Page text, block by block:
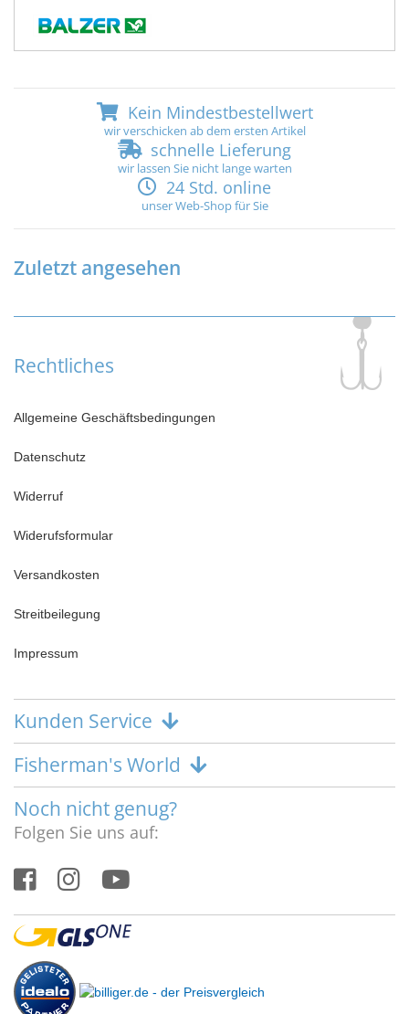
Kein Mindestbestellwert
wir verschicken ab dem ersten Artikel
schnelle Lieferung
wir lassen Sie nicht lange warten
24 Std. online
unser Web-Shop für Sie
Zuletzt angesehen
Rechtliches
Allgemeine Geschäftsbedingungen
Datenschutz
Widerruf
Widerufsformular
Versandkosten
Streitbeilegung
Impressum
Kunden Service
Fisherman's World
Noch nicht genug?
Folgen Sie uns auf: